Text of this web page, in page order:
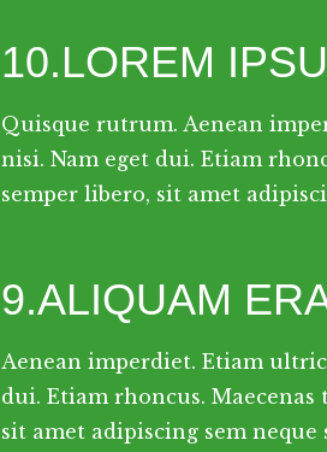
10.LOREM
Quisque rutrum. Aenean
nisi. Nam eget dui. Etiam
semper libero, sit amet
9.ALIQUAM
Aenean imperdiet. Etiam
dui. Etiam rhoncus.
sit amet adipiscing sem